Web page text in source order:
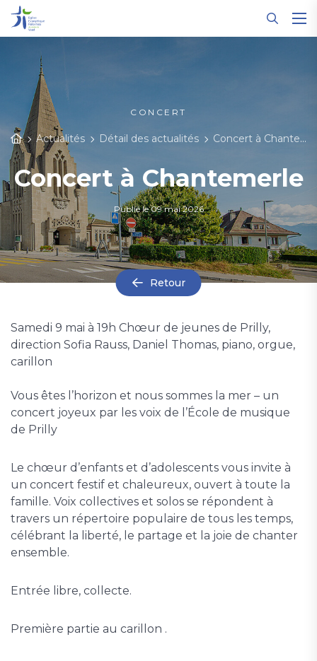
CONCERT
Actualités Détail des actualités Concert à Chantemerle
Concert à Chantemerle
Publié le09 mai 2026
Retour
Samedi 9 mai à 19h Chœur de jeunes de Prilly,
direction Sofia Rauss, Daniel Thomas, piano, orgue,
carillon
Vous êtes l’horizon et nous sommes la mer – un
concert joyeux par les voix de l’École de musique
de Prilly
Le chœur d’enfants et d’adolescents vous invite à
un concert festif et chaleureux, ouvert à toute la
famille. Voix collectives et solos se répondent à
travers un répertoire populaire de tous les temps,
célébrant la liberté, le partage et la joie de chanter
ensemble.
Entrée libre, collecte.
Première partie au carillon .
Panneau de gestion des cookies